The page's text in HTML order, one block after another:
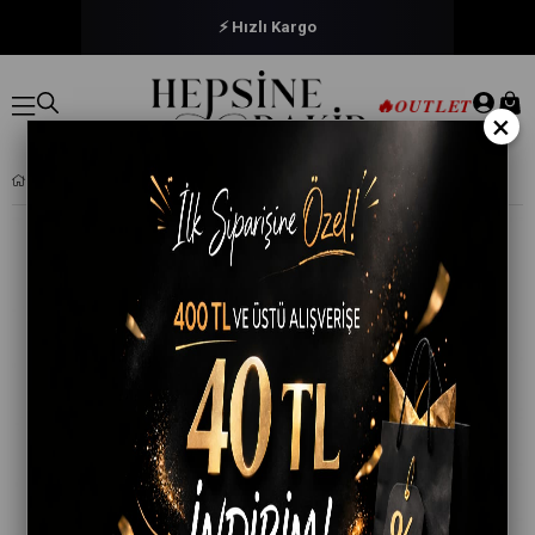
⚡ Hızlı Kargo
🔥OUTLET
×